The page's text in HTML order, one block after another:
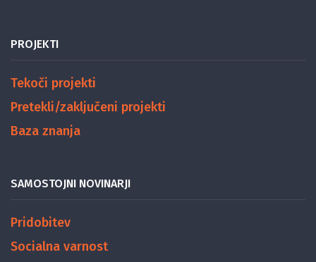
PROJEKTI
Tekoči projekti
Pretekli/zaključeni projekti
Baza znanja
SAMOSTOJNI NOVINARJI
Pridobitev
Socialna varnost